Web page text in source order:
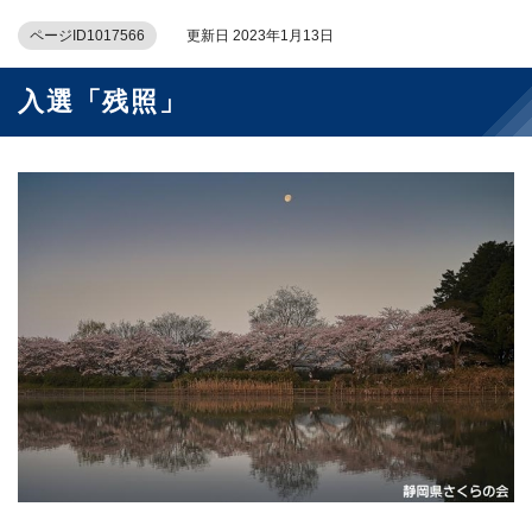
ページID1017566 更新日 2023年1月13日
入選「残照」